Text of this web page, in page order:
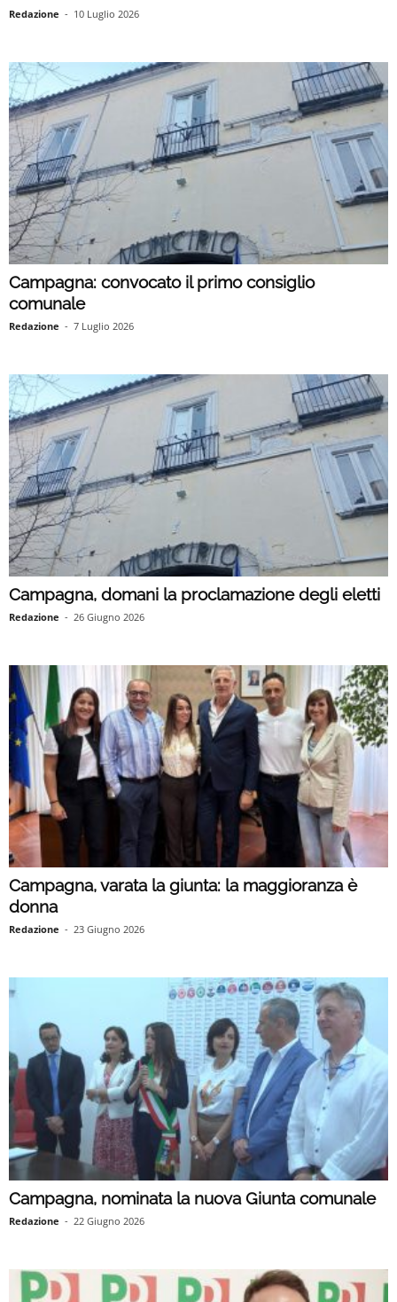
Redazione - 10 Luglio 2026
Campagna: convocato il primo consiglio
comunale
Redazione - 7 Luglio 2026
Campagna, domani la proclamazione degli eletti
Redazione - 26 Giugno 2026
Campagna, varata la giunta: la maggioranza è
donna
Redazione - 23 Giugno 2026
Campagna, nominata la nuova Giunta comunale
Redazione - 22 Giugno 2026